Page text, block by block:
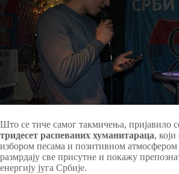
Што се тиче самог такмичења, пријавило
тридесет распеваних хуманитараца,
избором песама и позитивном атмосфером
размрдају све присутне и покажу
енергију југа Србије.